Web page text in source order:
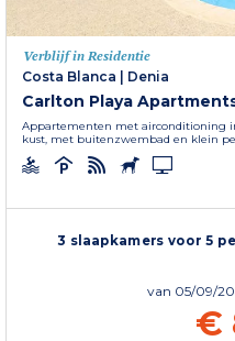
Verblijf in Residentie
Costa Blanca
Denia
Carlton Playa
Appartementen met airconditioning
kust, met buitenzwembad en klein
3 slaapkamers voor 5
van 05/09/
€